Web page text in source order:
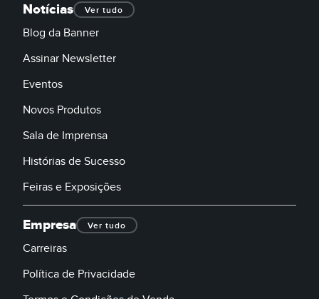
Notícias Ver tudo
Blog da Banner
Assinar Newsletter
Eventos
Novos Produtos
Sala de Imprensa
Histórias de Sucesso
Feiras e Exposições
Empresa Ver tudo
Carreiras
Política de Privacidade